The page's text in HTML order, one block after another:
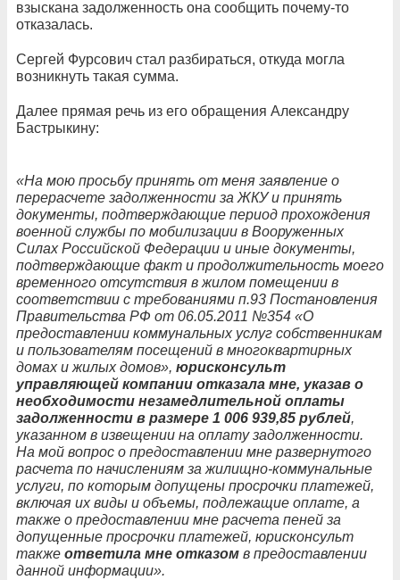
взыскана задолженность она сообщить почему-то
отказалась.
Сергей Фурсович стал разбираться, откуда могла
возникнуть такая сумма.
Далее прямая речь из его обращения Александру
Бастрыкину:
«На мою пpocьбy принять от меня заявление о
перерасчете задолженности за ЖКУ и принять
документы, подтверждающие период прохождения
военной службы по мобилизации в Вооруженных
Силах Российской Федерации и иные документы,
подтверждающие факт и продолжительность моего
временного отсутствия в жилом помещении в
соответствии с требованиями п.93 Постановлeния
Правительства РФ от 06.05.2011 №354 «О
предоставлении коммунальных услуг собственникам
и пользователям посещений в многоквартирных
домах и жилыx домов», юрисконсульт
управляющей компании отказала мне, указав о
необходимости незамедлительной оплаты
задолженности в размере 1 006 939,85 рублей,
указанном в извещении на оплату задолженности.
На мой вопрос о предоставлении мне развернутого
расчета по начислениям за жилищно-коммунальные
услуги, по которым допущены просрочки платежей,
включая их виды и объемы, подлежащие оплате, а
также о предоставлении мне расчета пеней за
допущенные просрочки платежей, юрисконсульт
также ответила мне отказом в предоставлении
данной информации».